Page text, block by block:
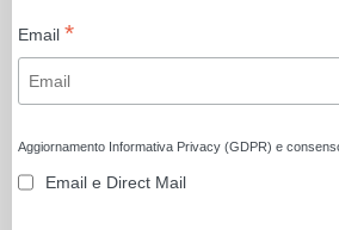
Email *
Aggiornamento Informativa Privacy (GDPR) e
Email e Direct Mail